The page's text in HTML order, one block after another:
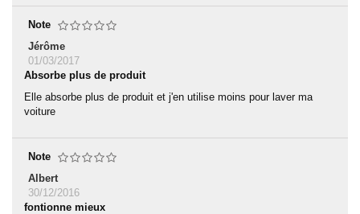
Note
Jérôme
01/03/2017
Absorbe plus de produit
Elle absorbe plus de produit et j'en utilise moins pour laver ma
voiture
Note
Albert
30/12/2016
fontionne mieux